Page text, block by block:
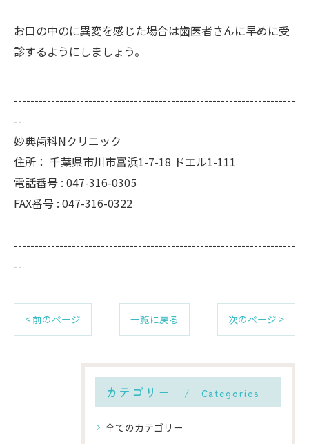
お口の中のに異変を感じた場合は歯医者さんに早めに受
診するようにしましょう。
--------------------------------------------------------------------
--
妙典歯科Nクリニック
住所： 千葉県市川市富浜1-7-18 ドエル1-111
電話番号 : 047-316-0305
FAX番号 : 047-316-0322
--------------------------------------------------------------------
--
< 前のページ 一覧に戻る 次のページ >
カテゴリー Categories
全てのカテゴリー